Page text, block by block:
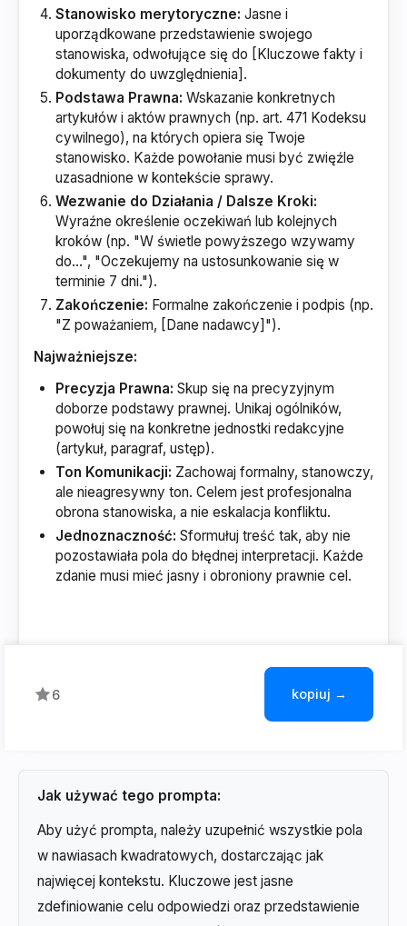
Stanowisko merytoryczne: Jasne i
uporządkowane przedstawienie swojego
stanowiska, odwołujące się do [Kluczowe fakty i
dokumenty do uwzględnienia].
Podstawa Prawna: Wskazanie konkretnych
artykułów i aktów prawnych (np. art. 471 Kodeksu
cywilnego), na których opiera się Twoje
stanowisko. Każde powołanie musi być zwięźle
uzasadnione w kontekście sprawy.
Wezwanie do Działania / Dalsze Kroki:
Wyraźne określenie oczekiwań lub kolejnych
kroków (np. "W świetle powyższego wzywamy
do...", "Oczekujemy na ustosunkowanie się w
terminie 7 dni.").
Zakończenie: Formalne zakończenie i podpis (np.
"Z poważaniem, [Dane nadawcy]").
Najważniejsze:
Precyzja Prawna: Skup się na precyzyjnym
doborze podstawy prawnej. Unikaj ogólników,
powołuj się na konkretne jednostki redakcyjne
(artykuł, paragraf, ustęp).
Ton Komunikacji: Zachowaj formalny, stanowczy,
ale nieagresywny ton. Celem jest profesjonalna
obrona stanowiska, a nie eskalacja konfliktu.
Jednoznaczność: Sformułuj treść tak, aby nie
pozostawiała pola do błędnej interpretacji. Każde
zdanie musi mieć jasny i obroniony prawnie cel.
6 kopiuj →
Jak używać tego prompta:
Aby użyć prompta, należy uzupełnić wszystkie pola
w nawiasach kwadratowych, dostarczając jak
najwięcej kontekstu. Kluczowe jest jasne
zdefiniowanie celu odpowiedzi oraz przedstawienie